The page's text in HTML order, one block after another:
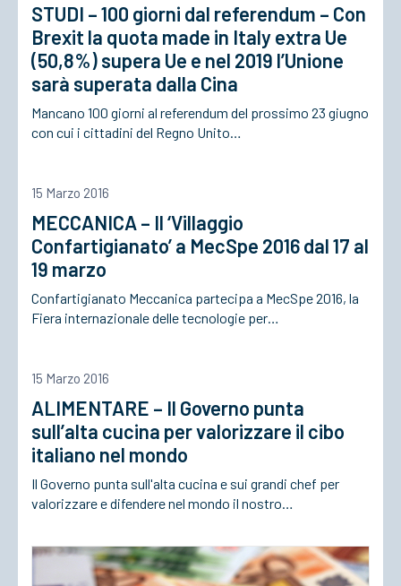
STUDI – 100 giorni dal referendum – Con
Brexit la quota made in Italy extra Ue
(50,8%) supera Ue e nel 2019 l’Unione
sarà superata dalla Cina
Mancano 100 giorni al referendum del prossimo 23 giugno
con cui i cittadini del Regno Unito…
15 Marzo 2016
MECCANICA – Il ‘Villaggio
Confartigianato’ a MecSpe 2016 dal 17 al
19 marzo
Confartigianato Meccanica partecipa a MecSpe 2016, la
Fiera internazionale delle tecnologie per…
15 Marzo 2016
ALIMENTARE – Il Governo punta
sull’alta cucina per valorizzare il cibo
italiano nel mondo
Il Governo punta sull'alta cucina e sui grandi chef per
valorizzare e difendere nel mondo il nostro…